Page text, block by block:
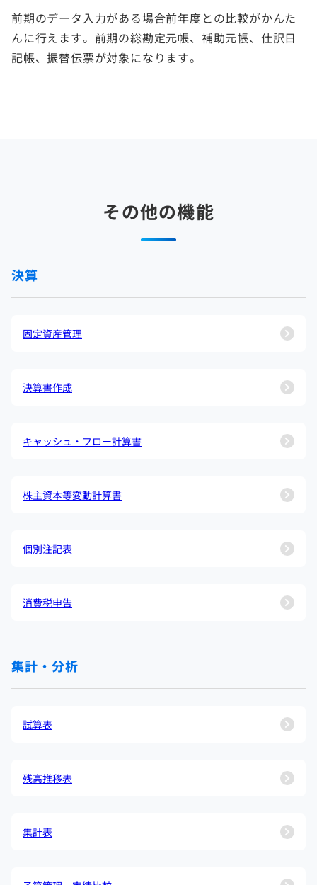
前期のデータ入力がある場合前年度との比較がかんた
んに行えます。前期の総勘定元帳、補助元帳、仕訳日
記帳、振替伝票が対象になります。
その他の機能
決算
固定資産管理
決算書作成
キャッシュ・フロー計算書
株主資本等変動計算書
個別注記表
消費税申告
集計・分析
試算表
残高推移表
集計表